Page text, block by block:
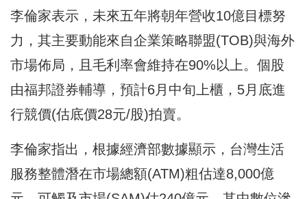
李倫家表示，未來五年將朝年營收10億目標努
力，其主要動能來自企業策略聯盟(TOB)與海外
市場佈局，且毛利率會維持在90%以上。個股
由福邦證券輔導，預計6月中旬上櫃，5月底進
行競價(估底價28元/股)拍賣。
李倫家指出，根據經濟部數據顯示，台灣生活
服務整體潛在市場總額(ATM)粗估達8,000億